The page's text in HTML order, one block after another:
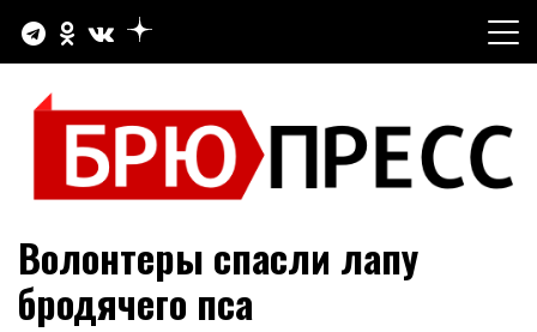
содержимому
БРЮПРЕСС
Официальный сайт газеты "Брюховецкие новости"
Волонтеры спасли лапу
бродячего пса